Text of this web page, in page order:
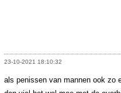
23-10-2021 18:10:32
als penissen van mannen ook zo